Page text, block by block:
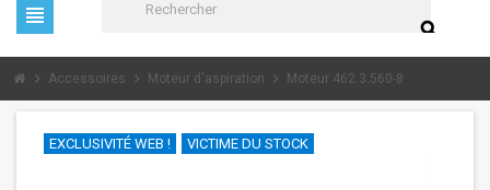
view_headline
search
chevron_right Accessoires chevron_right Moteur d'aspiration chevron_right Moteur 462.3.560-8
EXCLUSIVITÉ WEB ! VICTIME DU STOCK